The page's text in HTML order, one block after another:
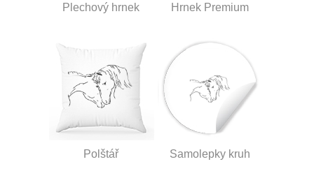
Plechový hrnek Hrnek Premium
Polštář Samolepky kruh